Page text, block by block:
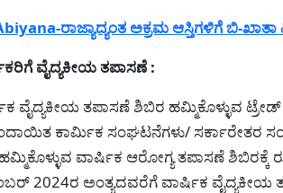
ರಾಜ್ಯಾದ್ಯಂತ ಅಕ್ರಮ ಆಸ್ತಿಗಳಿಗೆ ಬಿ-
ವೈದ್ಯಕೀಯ ತಪಾಸಣೆ :
ವೈದ್ಯಕೀಯ ತಪಾಸಣೆ ಶಿಬಿರ ಹಮ್ಮಿಕೊಳ್ಳುವ
ಕಾರ್ಮಿಕ ಸಂಘಟನೆಗಳು/ ಸರ್ಕಾರೇತರ
ವಾರ್ಷಿಕ ಆರೋಗ್ಯ ತಪಾಸಣೆ ಶಿಬಿರಕ್ಕೆ
2024ರ ಅಂತ್ಯದವರೆಗೆ ವಾರ್ಷಿಕ ವೈದ್ಯಕೀಯ